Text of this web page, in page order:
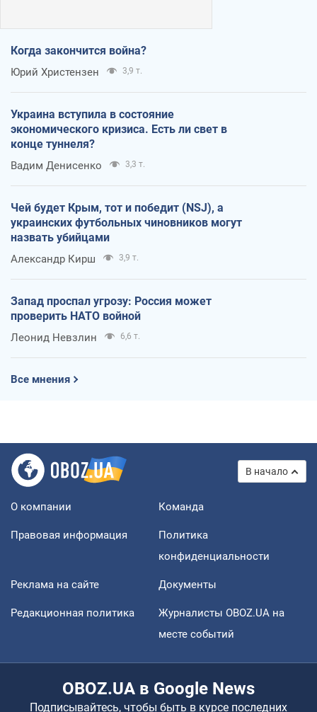
Когда закончится война?
Юрий Христензен 3,9 т.
Украина вступила в состояние
экономического кризиса. Есть ли свет в
конце туннеля?
Вадим Денисенко 3,3 т.
Чей будет Крым, тот и победит (NSJ), а
украинских футбольных чиновников могут
назвать убийцами
Александр Кирш 3,9 т.
Запад проспал угрозу: Россия может
проверить НАТО войной
Леонид Невзлин 6,6 т.
Все мнения
В начало
О компании Команда
Правовая информация
Политика
конфиденциальности
Реклама на сайте Документы
Редакционная политика
Журналисты OBOZ.UA на
месте событий
OBOZ.UA в Google News
Подписывайтесь, чтобы быть в курсе последних